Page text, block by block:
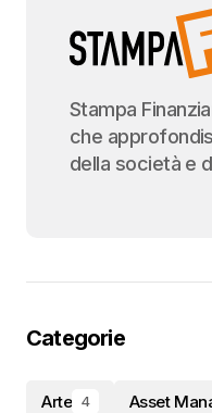
Stampa
che
della società e
Categorie
Arte 4 Asset